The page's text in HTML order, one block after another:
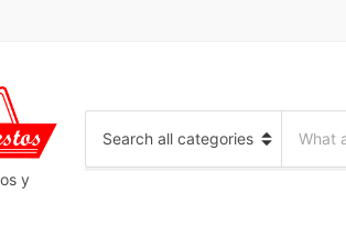
y
a
a